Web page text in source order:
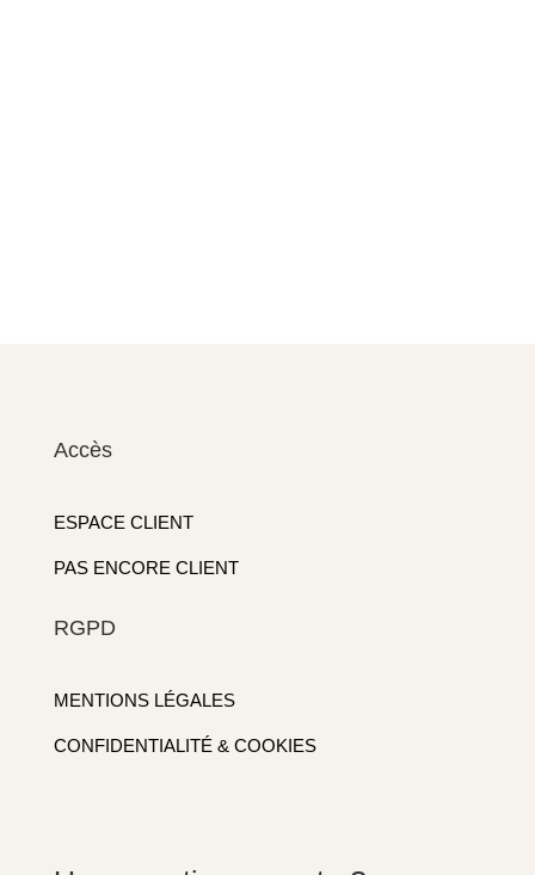
Accès
ESPACE CLIENT
PAS ENCORE CLIENT
RGPD
MENTIONS LÉGALES
CONFIDENTIALITÉ & COOKIES